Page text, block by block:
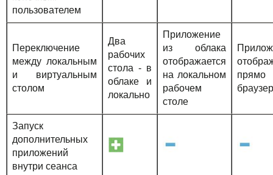
пользователем
Переключение
между локальным
и виртуальным
столом
Два
рабочих
стола - в
облаке и
локально
Приложение
из облака
отображается
на локальном
рабочем
столе
Запуск
дополнительных
приложений
внутри сеанса